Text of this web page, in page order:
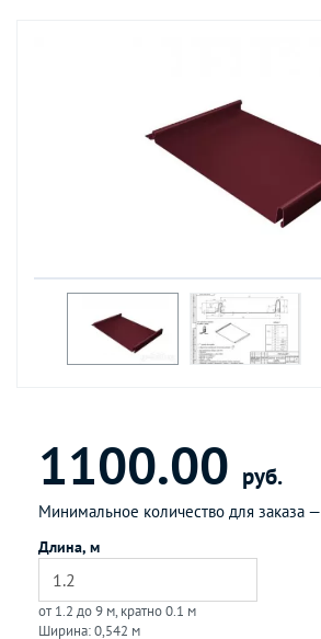
1100.00 руб.
Минимальное количество для заказа —
Длина, м
от 1.2 до 9 м, кратно 0.1 м
Ширина: 0,542 м